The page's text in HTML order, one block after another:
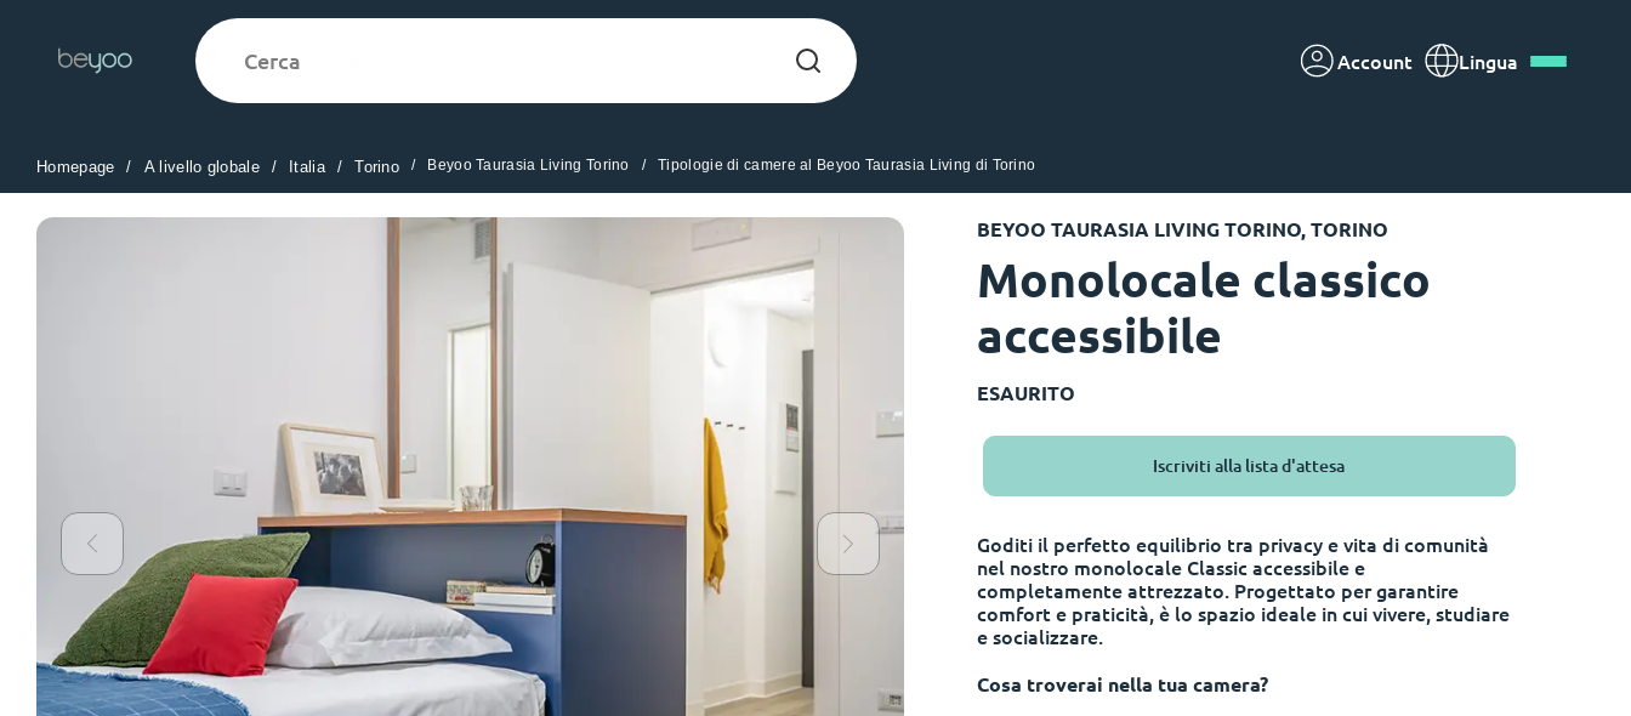
Cerca Account Lingua
settore Alloggi per Studenti
La partnership pionieristica Yugocon VCARB alimenta
l'innovazione, l'ambizione e momenti indimenticabili per gli
studenti.
Chi siamo
Diventa partner di Yugo
Domande frequenti
genitori
Contattaci
English (GB) English (US) Chinese Català
Homepage A livello globale Italia Torino Beyoo Taurasia Living Torino Tipologie di camere al Beyoo Taurasia Living di Torino
BEYOO TAURASIA LIVING TORINO, TORINO
Monolocale classico
accessibile
ESAURITO
Iscriviti alla lista d'attesa
Goditi il perfetto equilibrio tra privacy e vita di comunità
nel nostro monolocale Classic accessibile e
completamente attrezzato. Progettato per garantire
comfort e praticità, è lo spazio ideale in cui vivere, studiare
e socializzare.
Cosa troverai nella tua camera?